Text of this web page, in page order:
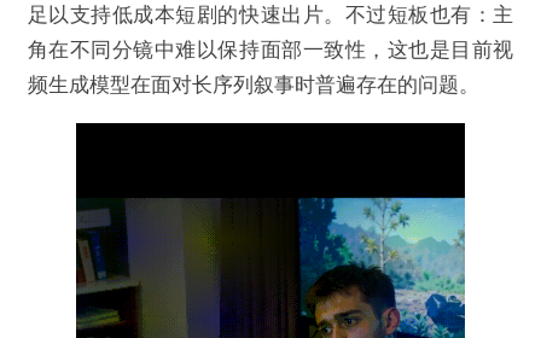
足以支持低成本短剧的快速出片。不过短板也有：主
角在不同分镜中难以保持面部一致性，这也是目前视
频生成模型在面对长序列叙事时普遍存在的问题。